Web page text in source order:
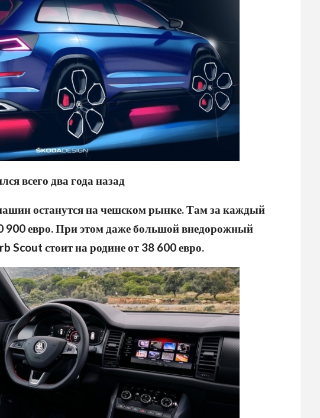
всего два года назад
останутся на чешском рынке. Там за каждый
900 евро. При этом даже большой внедорожный
Scout стоит на родине от 38 600 евро.